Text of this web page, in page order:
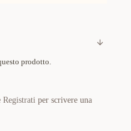
prodotto.
Registrati per scrivere una